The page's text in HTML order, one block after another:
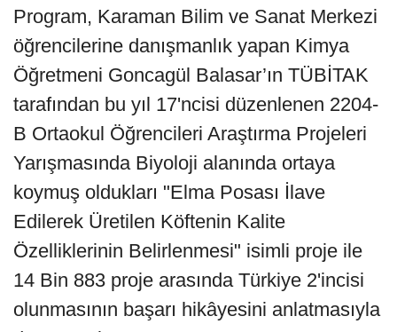
Program, Karaman Bilim ve Sanat Merkezi
öğrencilerine danışmanlık yapan Kimya
Öğretmeni Goncagül Balasar’ın TÜBİTAK
tarafından bu yıl 17'ncisi düzenlenen 2204-
B Ortaokul Öğrencileri Araştırma Projeleri
Yarışmasında Biyoloji alanında ortaya
koymuş oldukları "Elma Posası İlave
Edilerek Üretilen Köftenin Kalite
Özelliklerinin Belirlenmesi" isimli proje ile
14 Bin 883 proje arasında Türkiye 2'incisi
olunmasının başarı hikâyesini anlatmasıyla